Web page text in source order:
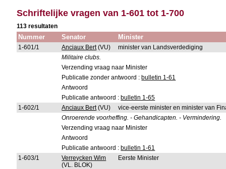
Schriftelijke vragen van 1-601 tot 1-700
113 resultaten
Nummer Senator Minister
1-601/1 Anciaux Bert(VU)
minister van Landsverdediging
Militaire clubs.
Verzending vraag naar Minister
Publicatie zonder antwoord : bulletin 1-61
Antwoord
Publicatie antwoord : bulletin 1-65
1-602/1
Anciaux Bert(VU)
vice-eerste minister en minister van
Onroerende voorheffing. - Gehandicapten. - Vermindering.
Verzending vraag naar Minister
Antwoord
Publicatie antwoord : bulletin 1-61
1-603/1
Verreycken Wim
(VL. BLOK)
Eerste Minister